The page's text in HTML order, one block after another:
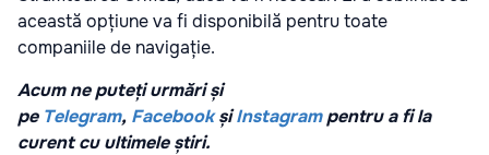
această opțiune va fi disponibilă pentru toate
companiile de navigație.
Acum ne puteți urmări și
pe Telegram, Facebook șiInstagrampentru a fi la
curent cu ultimele știri.